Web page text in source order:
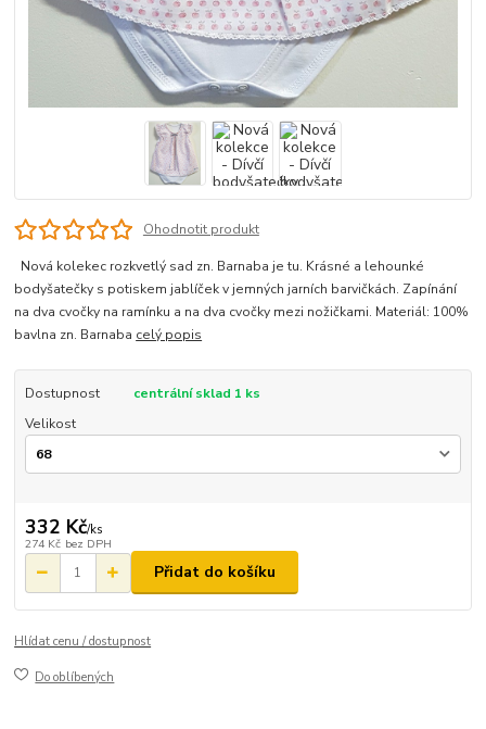
Ohodnotit produkt
Nová kolekec rozkvetlý sad zn. Barnaba je tu. Krásné a lehounké
bodyšatečky s potiskem jablíček v jemných jarních barvičkách. Zapínání
na dva cvočky na ramínku a na dva cvočky mezi nožičkami. Materiál: 100%
bavlna zn. Barnaba celý popis
Dostupnost
centrální sklad 1 ks
Velikost
332 Kč/ks
274 Kč bez DPH
Přidat do košíku
Hlídat cenu / dostupnost
Do oblíbených